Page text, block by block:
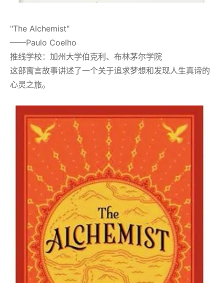
"The Alchemist"
——Paulo Coelho
推线学校：加州大学伯克利、布林茅尔学院
这部寓言故事讲述了一个关于追求梦想和发现人生真谛的
心灵之旅。